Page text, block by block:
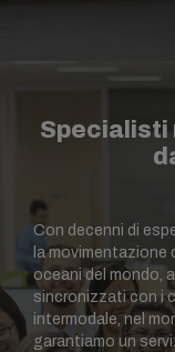
Specialisti
Con decenni di
la movimentazione
oceani del mondo,
sincronizzati con i
intermodale, nel
garantiamo un